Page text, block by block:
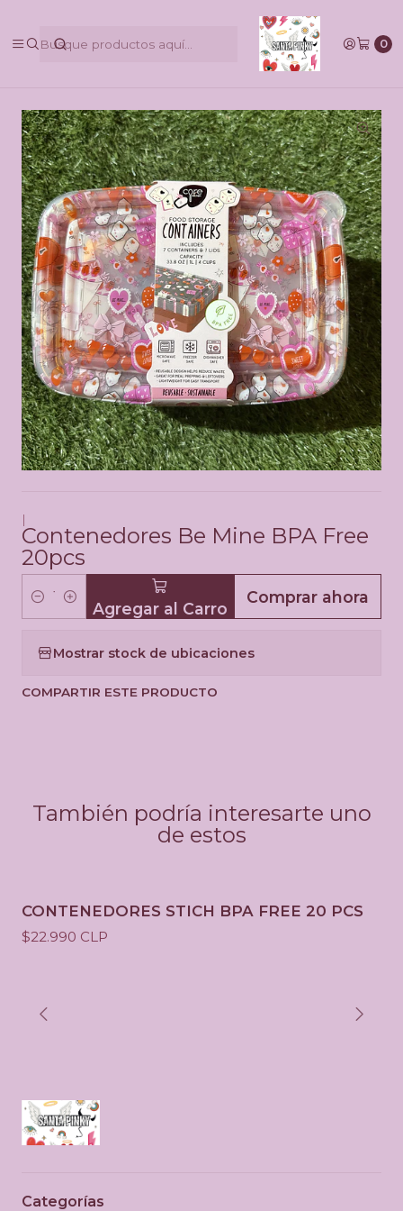
0
@pinkbycamilaruiztagle @camila_pinky_skull
Inicio Contenedores Be Mine BPA Free 20pcs
|
Contenedores Be Mine BPA Free
20pcs
i
Agregar al Carro
Comprar ahora
Mostrar stock de ubicaciones
COMPARTIR ESTE PRODUCTO
También podría interesarte uno
de estos
CONTENEDORES STICH BPA FREE 20 PCS
$22.990 CLP
Categorías